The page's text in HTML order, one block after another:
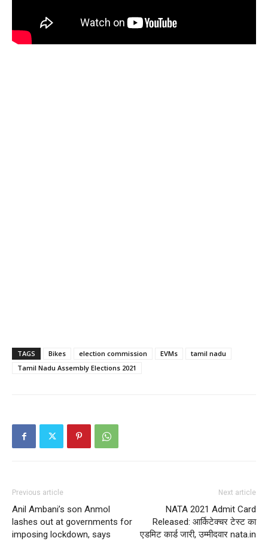
TAGS Bikes election commission EVMs
tamil nadu
Tamil Nadu Assembly Elections 2021
Previous article
Anil Ambani’s son Anmol
lashes out at governments for
imposing lockdown, says
Next article
NATA 2021 Admit Card
Released: आर्किटेक्चर टेस्ट का
एडमिट कार्ड जारी, उम्मीदवार nata.in